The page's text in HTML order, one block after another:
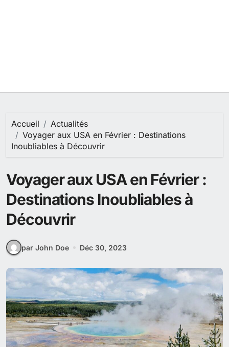
Accueil
Actualités
Voyager aux USA en Février : Destinations
Inoubliables à Découvrir
Voyager aux USA en Février :
Destinations Inoubliables à
Découvrir
par John Doe Déc 30, 2023